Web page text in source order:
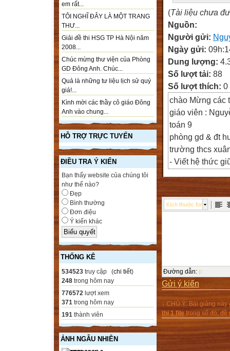
em rất...
TÔI NGHĨ ĐÂY LÀ MỘT TRANG
THƯ...
Giải đề thi HSG TP Hà Nội năm
2008...
Chúc mừng thư viện của Phòng
GD Đông Anh. Chúc...
Quả là những tư liệu lịch sử quý
giá!...
Kình mời các thầy cô giáo Đông
Anh vào chung...
HỖ TRỢ TRỰC TUYẾN
ĐIỀU TRA Ý KIẾN
Bạn thấy website của chúng tôi
như thế nào?
Đẹp
Bình thường
Đơn điệu
Ý kiến khác
THỐNG KÊ
534523 truy cập (chi tiết)
248 trong hôm nay
776572 lượt xem
371 trong hôm nay
191 thành viên
ẢNH NGẪU NHIÊN
(Tài liệu chưa
Nguồn:
Người gửi:
Ngày gửi:
Dung lượng:
Số lượt tải: 88
Số lượt thích: 0
chào Mừng các
giáo viên :
toán 9
phòng gd & đt
trường thcs
- Viết hệ thức
Hình b
Hình c
c) Ta có:
áp dụng định lý
2) Bài 38 trang
Hai chiếc
khoảng cách
Bài giải:
Kích thước font
Đường dẫn: p
Gửi ý kiến
↓ CHÚ Ý: Bài giảng này
thị 1 file trong số đó, đề